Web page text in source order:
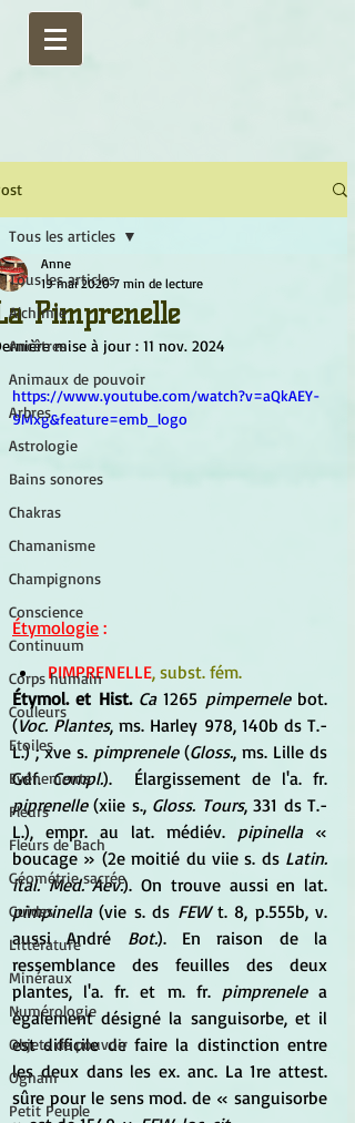
Tous les articles
Alchimie
Ancêtres
Animaux de pouvoir
Arbres
Astrologie
Bains sonores
Chakras
Chamanisme
Champignons
Conscience
Continuum
Corps humain
Couleurs
Etoiles
Evénements
Fleurs
Fleurs de Bach
Géométrie sacrée
Guides
Littérature
Minéraux
Numérologie
Objets de pouvoir
Ogham
Petit Peuple
Tous les articles
Pimprenelle
Anne
19 mai 2020 7 min de lecture
mise à jour : 11 nov. 2024
https://www.youtube.com/watch?v=aQkAEY-
9Mxg&feature=emb_logo
Étymologie :
PIMPRENELLE, subst. fém.
Étymol. et Hist. Ca 1265 pimpernele bot.
(Voc. Plantes, ms. Harley 978, 140b ds T.-
L.) ; xve s. pimprenele (Gloss., ms. Lille ds
Gdf. Compl.
piprenelle (xiie s., Gloss. Tours, 331 ds T.-
L.), empr. au lat. médiév. pipinella «
boucage » (2e moitié du viie s. ds Latin.
ital. Med. Aev.
pimpinella (vie s. ds FEW t. 8, p.555b, v.
aussi André Bot.). En raison de la
ressemblance des feuilles des deux
plantes, l'a. fr. et m. fr. pimprenele a
également désigné la sanguisorbe, et il
est difficile de faire la distinction entre
les deux dans les ex. anc. La 1re attest.
sûre pour le sens mod. de « sanguisorbe